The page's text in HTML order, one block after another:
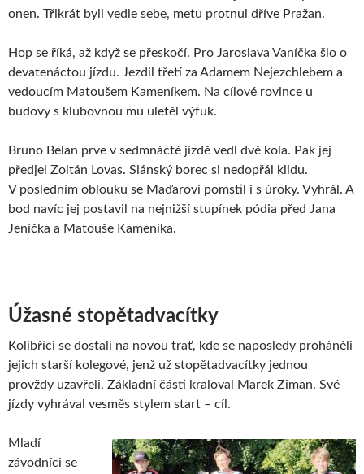
onen. Třikrát byli vedle sebe, metu protnul dříve Pražan.
Hop se říká, až když se přeskočí. Pro Jaroslava Vaníčka šlo o
devatenáctou jízdu. Jezdil třetí za Adamem Nejezchlebem a
vedoucím Matoušem Kameníkem. Na cílové rovince u
budovy s klubovnou mu uletěl výfuk.
Bruno Belan prve v sedmnácté jízdě vedl dvě kola. Pak jej
předjel Zoltán Lovas. Slánský borec si nedopřál klidu.
V posledním oblouku se Maďarovi pomstil i s úroky. Vyhrál. A
bod navíc jej postavil na nejnižší stupínek pódia před Jana
Jeníčka a Matouše Kameníka.
Úžasné stopětadvacítky
Kolibříci se dostali na novou trať, kde se naposledy proháněli
jejich starší kolegové, jenž už stopětadvacítky jednou
provždy uzavřeli. Základní části kraloval Marek Ziman. Své
jízdy vyhrával vesměs stylem start – cíl.
Mladí
závodníci se